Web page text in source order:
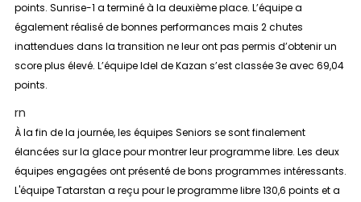
points. Sunrise-1 a terminé à la deuxième place. L’équipe a
également réalisé de bonnes performances mais 2 chutes
inattendues dans la transition ne leur ont pas permis d’obtenir un
score plus élevé. L’équipe Idel de Kazan s’est classée 3e avec 69,04
points.
rn
À la fin de la journée, les équipes Seniors se sont finalement
élancées sur la glace pour montrer leur programme libre. Les deux
équipes engagées ont présenté de bons programmes intéressants.
L'équipe Tatarstan a reçu pour le programme libre 130,6 points et a